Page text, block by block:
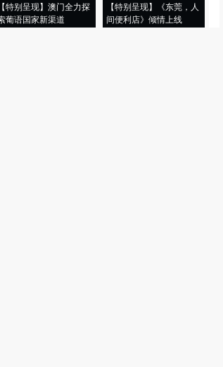
【特别呈现】澳门全力探
葡语国家新渠道
【特别呈现】《东莞，人
间便利店》倾情上线